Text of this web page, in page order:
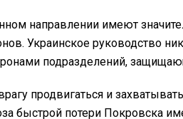
направлении имеют
Украинское руководство
подразделений,
продвигаться и
быстрой потери Покровска